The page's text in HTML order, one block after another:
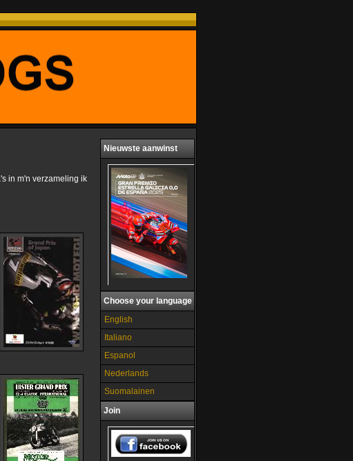
in m'n verzameling ik
Nieuwste aanwinst
Choose your language
English
Italiano
Espanol
Nederlands
Suomalainen
Join